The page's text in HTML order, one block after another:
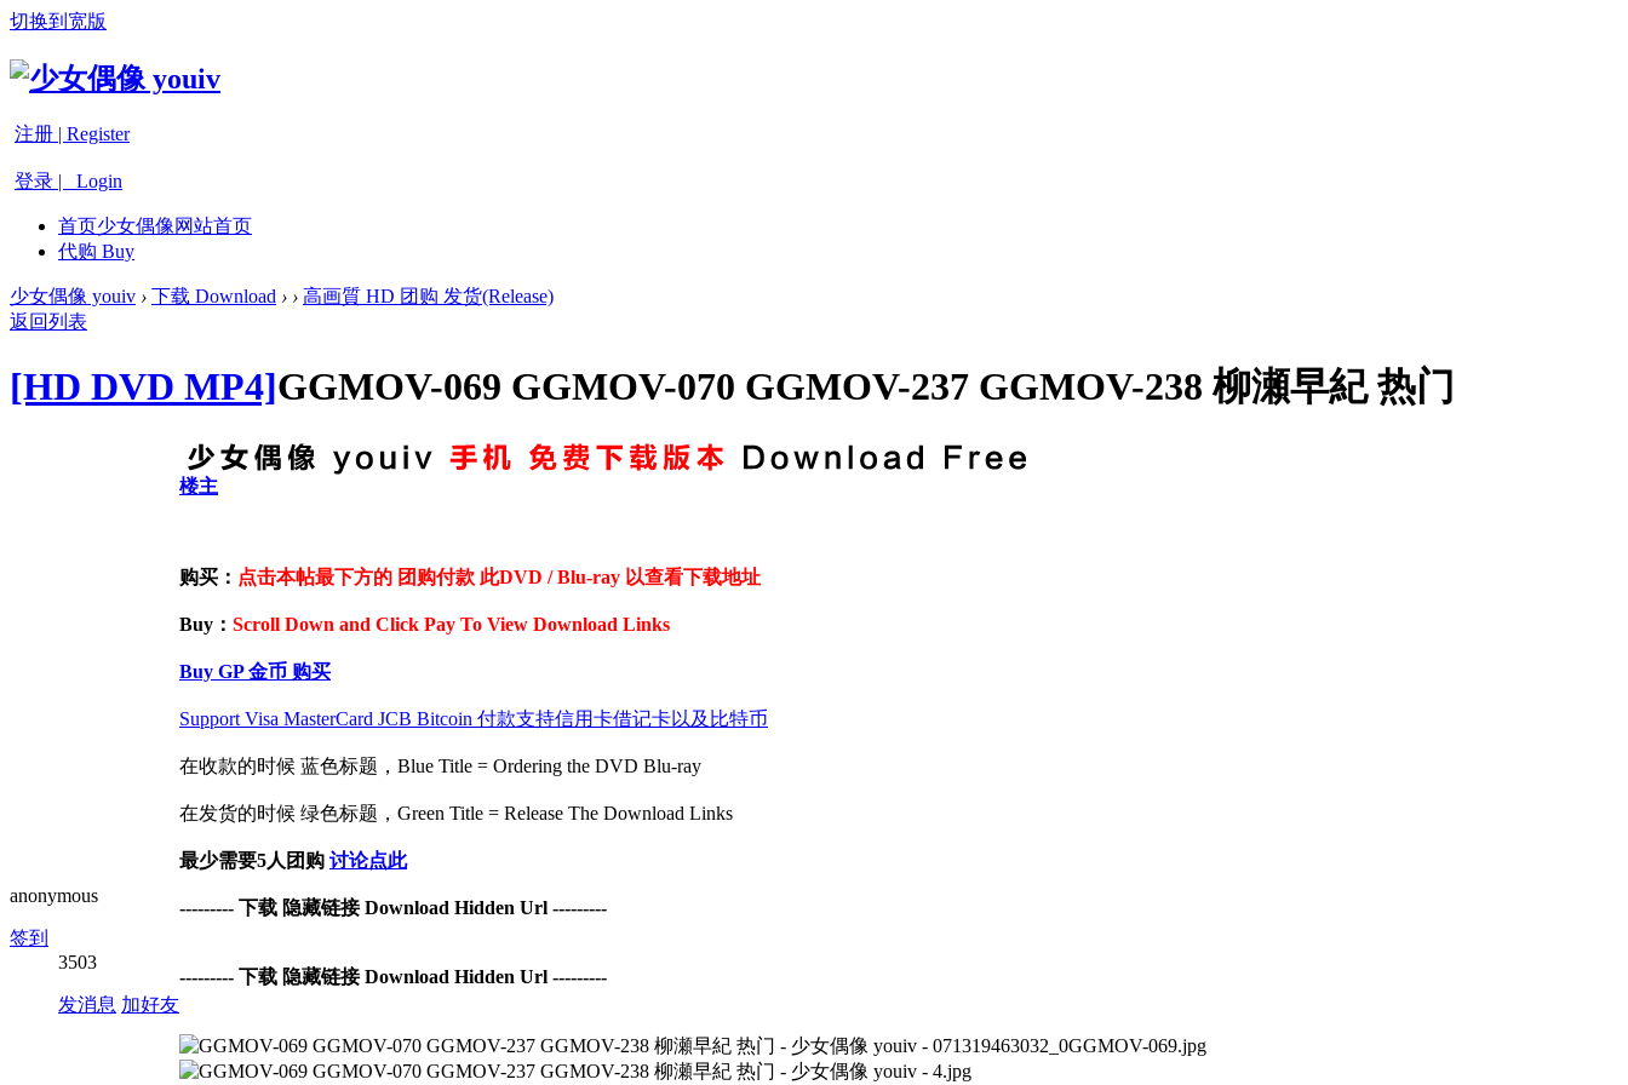
切换到宽版
注册 | Register
登录 | Login
首页少女偶像网站首页
代购 Buy
少女偶像 youiv › 下载 Download › › 高画質 HD 团购 发货(Release)
返回列表
[HD DVD MP4]GGMOV-069 GGMOV-070 GGMOV-237 GGMOV-238 柳瀬早紀 热门
anonymous
签到
3503
发消息 加好友
楼主
购买： 点击本帖最下方的 团购付款 此DVD / Blu-ray 以查看下载地址
Buy： Scroll Down and Click Pay To View Download Links
Buy GP 金币 购买
Support Visa MasterCard JCB Bitcoin 付款支持信用卡借记卡以及比特币
在收款的时候 蓝色标题，Blue Title = Ordering the DVD Blu-ray
在发货的时候 绿色标题，Green Title = Release The Download Links
最少需要5人团购 讨论点此
--------- 下载 隐藏链接 Download Hidden Url ---------
--------- 下载 隐藏链接 Download Hidden Url ---------